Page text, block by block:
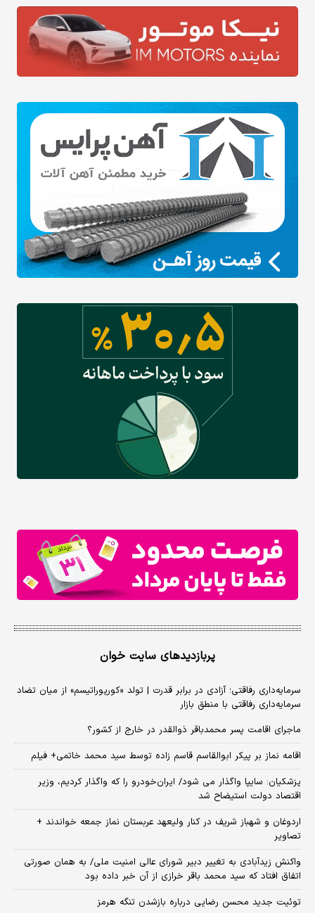
پربازدیدهای سایت خوان
سرمایه‌داری رفاقتی؛ آزادی در برابر قدرت | تولد «کورپوراتیسم» از میان تضاد
سرمایه‌داری رفاقتی با منطق بازار
ماجرای اقامت پسر محمدباقر ذوالقدر در خارج از کشور؟
اقامه نماز بر پیکر ابوالقاسم قاسم زاده توسط سید محمد خاتمی+ فیلم
پزشکیان: سایپا واگذار می شود/ ایران‌خودرو را که واگذار کردیم، وزیر
اقتصاد دولت استیضاح شد
اردوغان و شهباز شریف در کنار ولیعهد عربستان نماز جمعه خواندند +
تصاویر
واکنش زیدآبادی به تغییر دبیر شورای عالی امنیت ملی/ به همان صورتی
اتفاق افتاد که سید محمد باقر خرازی از آن خبر داده بود
توئیت جدید محسن رضایی درباره بازشدن تنگه هرمز